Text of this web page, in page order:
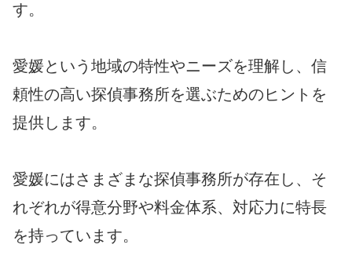
す。
愛媛という地域の特性やニーズを理解し、信
頼性の高い探偵事務所を選ぶためのヒントを
提供します。
愛媛にはさまざまな探偵事務所が存在し、そ
れぞれが得意分野や料金体系、対応力に特長
を持っています。